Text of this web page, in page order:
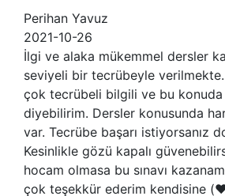
Perihan Yavuz
2021-10-26
İlgi ve alaka mükemmel dersler
seviyeli bir tecrübeyle
çok tecrübeli bilgili ve bu konuda
diyebilirim. Dersler konusunda
var. Tecrübe başarı istiyorsanız
Kesinlikle gözü kapalı
hocam olmasa bu sınavı
çok teşekkür ederim kendisine